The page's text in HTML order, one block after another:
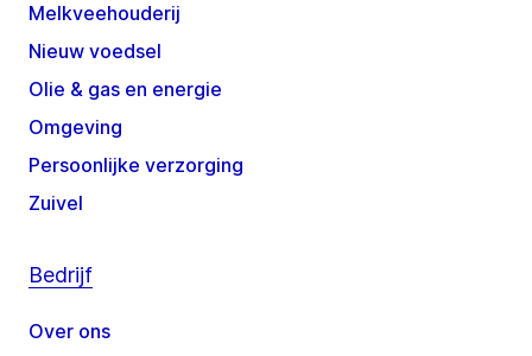
Melkveehouderij
Nieuw voedsel
Olie & gas en energie
Omgeving
Persoonlijke verzorging
Zuivel
Bedrijf
Over ons